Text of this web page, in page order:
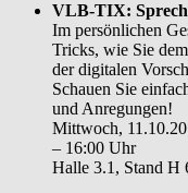
VLB-TIX:
Im persönlichen
Tricks, wie Sie
der digitalen
Schauen Sie
und Anregungen!
Mittwoch,
– 16:00 Uhr
Halle 3.1, Stand H